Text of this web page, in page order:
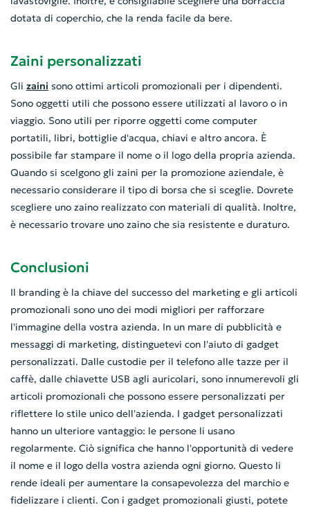
dotata di coperchio, che la renda facile da bere.
Zaini personalizzati
Gli zaini sono ottimi articoli promozionali per i dipendenti.
Sono oggetti utili che possono essere utilizzati al lavoro o in
viaggio. Sono utili per riporre oggetti come computer
portatili, libri, bottiglie d'acqua, chiavi e altro ancora. È
possibile far stampare il nome o il logo della propria azienda.
Quando si scelgono gli zaini per la promozione aziendale, è
necessario considerare il tipo di borsa che si sceglie. Dovrete
scegliere uno zaino realizzato con materiali di qualità. Inoltre,
è necessario trovare uno zaino che sia resistente e duraturo.
Conclusioni
Il branding è la chiave del successo del marketing e gli articoli
promozionali sono uno dei modi migliori per rafforzare
l'immagine della vostra azienda. In un mare di pubblicità e
messaggi di marketing, distinguetevi con l'aiuto di gadget
personalizzati. Dalle custodie per il telefono alle tazze per il
caffè, dalle chiavette USB agli auricolari, sono innumerevoli gli
articoli promozionali che possono essere personalizzati per
riflettere lo stile unico dell'azienda. I gadget personalizzati
hanno un ulteriore vantaggio: le persone li usano
regolarmente. Ciò significa che hanno l'opportunità di vedere
il nome e il logo della vostra azienda ogni giorno. Questo li
rende ideali per aumentare la consapevolezza del marchio e
fidelizzare i clienti. Con i gadget promozionali giusti, potete